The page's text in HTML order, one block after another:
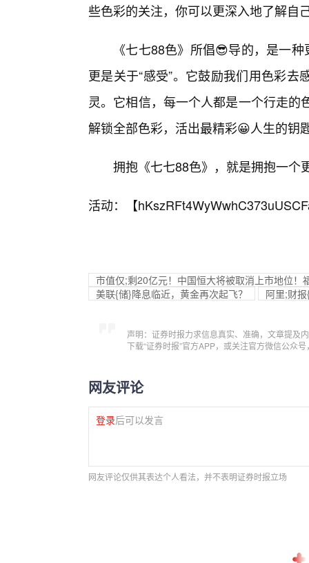
些色彩的关注，你可以更深入地了解自
《七七88色》所倡😎导的，是一
更是关于“感受”。它鼓励我们用色彩
灵。它相信，每一个人都是一个行走
解锁全部色彩，活出最精彩😀人生的钥
拥抱《七七88色》，就是拥抱一个
活动：【
市值仅;剩20亿元！中国恒大将被取消上市地位！
美联{储}降息临近，黄金再次起飞？
阿里;财
声明：证券时报力求信息真实、准确，文章提及
下载“证券时报”官方APP，或关注官方微信公众
网友评论
登录后可以发言
网友评论仅供其表达个人看法，并不表明证券时报立场